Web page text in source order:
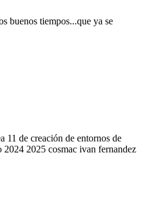
buenos tiempos...que ya se
11 de creación de entornos de
2025 cosmac ivan fernandez